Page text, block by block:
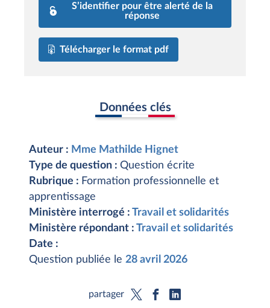
S’identifier pour être alerté de la
réponse
Télécharger le format pdf
Données clés
Auteur : Mme Mathilde Hignet
Type de question : Question écrite
Rubrique : Formation professionnelle et
apprentissage
Ministère interrogé : Travail et solidarités
Ministère répondant : Travail et solidarités
Date :
Question publiée le 28 avril 2026
partager